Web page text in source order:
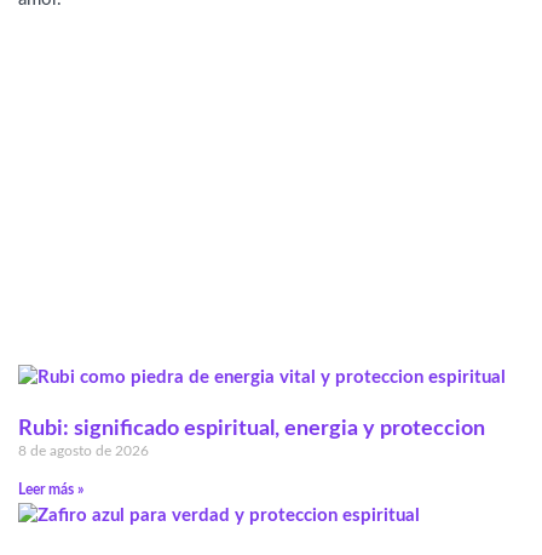
Rubi: significado espiritual, energia y proteccion
8 de agosto de 2026
Leer más »